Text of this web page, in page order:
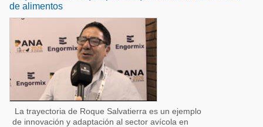
de alimentos
La trayectoria de Roque Salvatierra es un ejemplo
de innovación y adaptación al sector avícola en